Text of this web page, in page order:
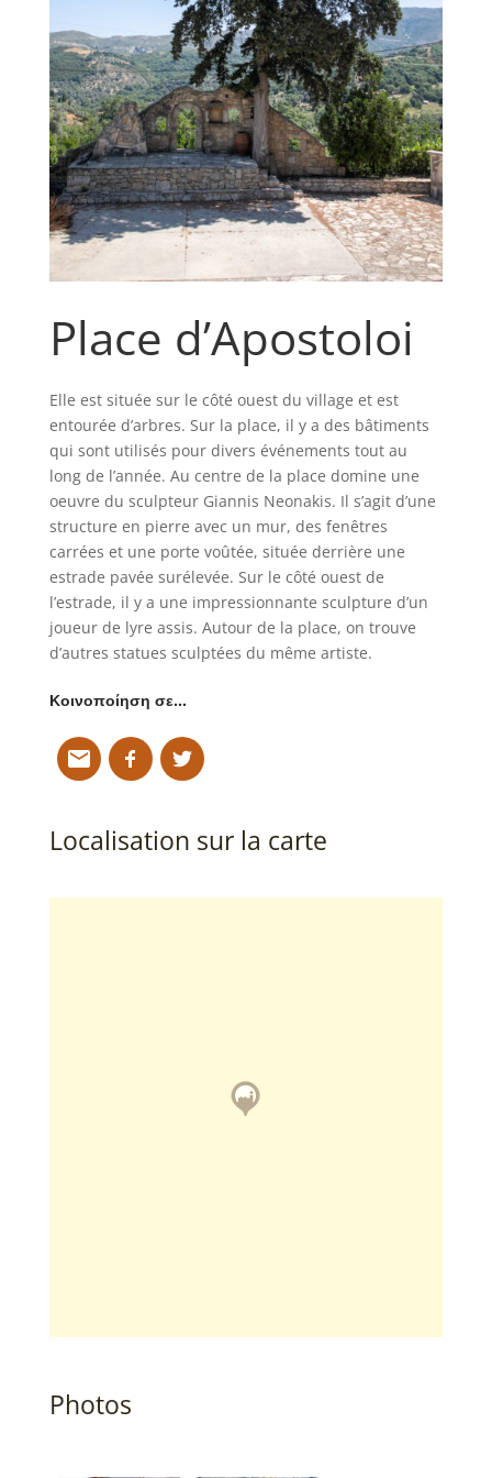
Place d’Apostoloi
Elle est située sur le côté ouest du village et est
entourée d’arbres. Sur la place, il y a des bâtiments
qui sont utilisés pour divers événements tout au
long de l’année. Au centre de la place domine une
oeuvre du sculpteur Giannis Neonakis. Il s’agit d’une
structure en pierre avec un mur, des fenêtres
carrées et une porte voûtée, située derrière une
estrade pavée surélevée. Sur le côté ouest de
l’estrade, il y a une impressionnante sculpture d’un
joueur de lyre assis. Autour de la place, on trouve
d’autres statues sculptées du même artiste.
Κοινοποίηση σε…
Localisation sur la carte
Photos